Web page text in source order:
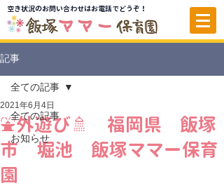
空き状況のお問い合わせはお電話でどうぞ！
記事
全ての記事
お知らせ
全ての記事
⛲外遊び🚿 福岡県 飯塚
市 堀池 飯塚ママー保育
園
2021年6月4日